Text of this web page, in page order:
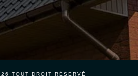
TOUT DROIT RÉSERVÉ